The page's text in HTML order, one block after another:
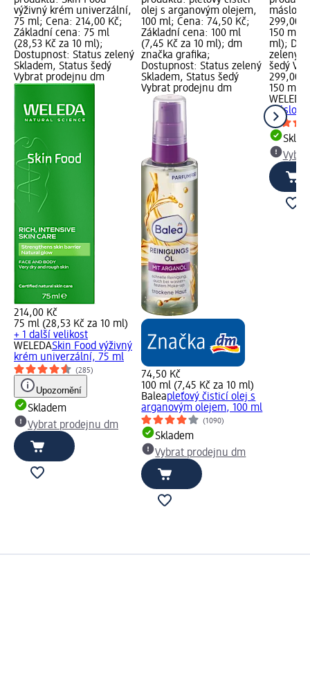
výživný krém univerzální,
75 ml; Cena: 214,00 Kč;
Základní cena: 75 ml
(28,53 Kč za 10 ml);
Dostupnost: Status zelený
Skladem, Status šedý
Vybrat prodejnu dm
214,00 Kč
75 ml (28,53 Kč za 10 ml)
+ 1 další velikost
WELEDASkin Food výživný
krém univerzální, 75 ml
(285)
Upozornění
Skladem
Vybrat prodejnu dm
olej s arganovým olejem,
100 ml; Cena: 74,50 Kč;
Základní cena: 100 ml
(7,45 Kč za 10 ml); dm
značka grafika;
Dostupnost: Status zelený
Skladem, Status šedý
Vybrat prodejnu dm
74,50 Kč
100 ml (7,45 Kč za 10 ml)
Baleapleťový čisticí olej s
arganovým olejem, 100 ml
(1090)
Skladem
Vybrat prodejnu dm
máslo,
299,00
150 ml
ml);
zelený
šedý
299,00
150 ml
WELEDA
máslo,